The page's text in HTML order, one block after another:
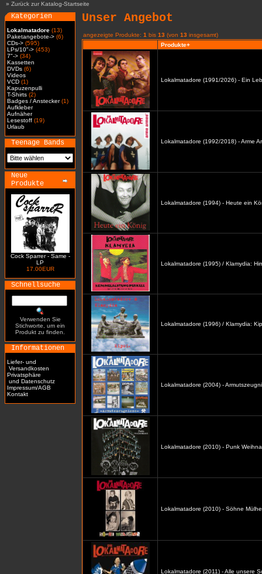
» Zurück zur Katalog-Startseite
Kategorien
Lokalmatadore (13)
Paketangebote-> (6)
CDs-> (595)
LPs/10"-> (453)
7"-> (34)
Kassetten
DVDs (6)
Videos
VCD (1)
Kapuzenpulli
T-Shirts (2)
Badges / Anstecker(1)
Aufkleber
Aufnäher
Lesestoff (19)
Urlaub
Teenage Bands
Neue
Produkte
Cock Sparrer - Same -
LP
17.00EUR
Schnellsuche
Verwenden Sie
Stichworte, um ein
Produkt zu finden.
Informationen
Liefer- und
Versandkosten
Privatsphäre
und Datenschutz
Impressum/AGB
Kontakt
Unser Angebot
angezeigte Produkte: 1 bis 13 (von 13 insgesamt)
Produkte+
Lokalmatadore (1991/2026) - Ein
Lokalmatadore (1992/2018) - Arme
Lokalmatadore (1994) - Heute ein
Lokalmatadore (1995) / Klamydia:
Lokalmatadore (1996) / Klamydia:
Lokalmatadore (2004) -
Lokalmatadore (2010) - Punk
Lokalmatadore (2010) - Söhne
Lokalmatadore (2011) - Alle unsere